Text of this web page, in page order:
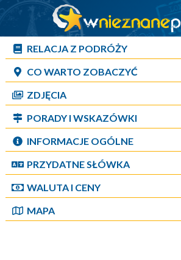
RELACJA Z PODRÓŻY
CO WARTO ZOBACZYĆ
ZDJĘCIA
PORADY I WSKAZÓWKI
INFORMACJE OGÓLNE
PRZYDATNE SŁÓWKA
WALUTA I CENY
MAPA